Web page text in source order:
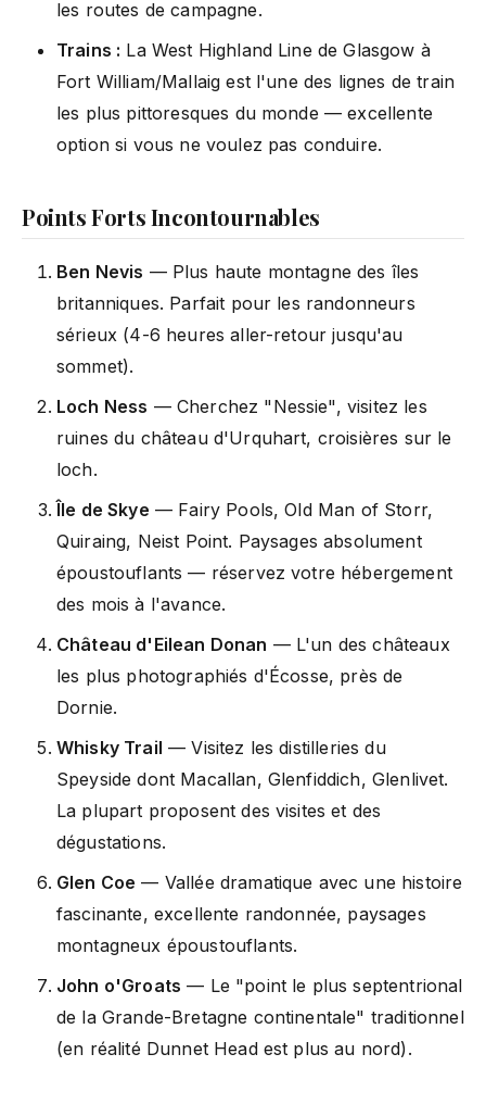
les routes de campagne.
Trains : La West Highland Line de Glasgow à
Fort William/Mallaig est l'une des lignes de train
les plus pittoresques du monde — excellente
option si vous ne voulez pas conduire.
Points Forts Incontournables
Ben Nevis — Plus haute montagne des îles
britanniques. Parfait pour les randonneurs
sérieux (4-6 heures aller-retour jusqu'au
sommet).
Loch Ness — Cherchez "Nessie", visitez les
ruines du château d'Urquhart, croisières sur le
loch.
Île de Skye — Fairy Pools, Old Man of Storr,
Quiraing, Neist Point. Paysages absolument
époustouflants — réservez votre hébergement
des mois à l'avance.
Château d'Eilean Donan — L'un des châteaux
les plus photographiés d'Écosse, près de
Dornie.
Whisky Trail — Visitez les distilleries du
Speyside dont Macallan, Glenfiddich, Glenlivet.
La plupart proposent des visites et des
dégustations.
Glen Coe — Vallée dramatique avec une histoire
fascinante, excellente randonnée, paysages
montagneux époustouflants.
John o'Groats — Le "point le plus septentrional
de la Grande-Bretagne continentale" traditionnel
(en réalité Dunnet Head est plus au nord).